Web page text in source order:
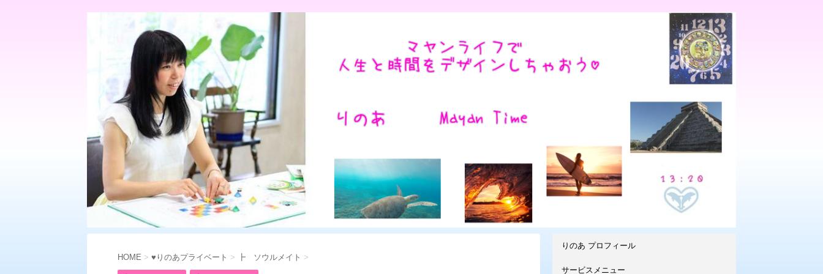
HOME > ♥りのあプライベート > ┣ ソウルメイト >
りのあ プロフィール
サービスメニュー